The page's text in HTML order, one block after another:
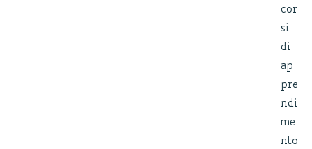
cor
si
di
ap
pre
ndi
me
nto